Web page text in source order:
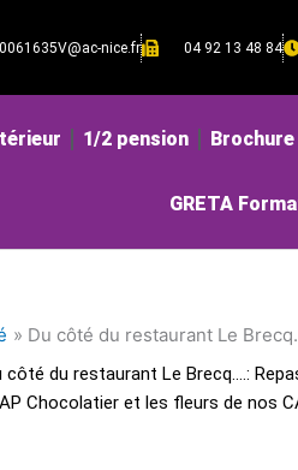
nice.fr 04 92 13 48 84
1/2 pension Brochure
GRETA
Du côté du restaurant Le
côté du restaurant Le Brecq….:
Chocolatier et les fleurs de nos